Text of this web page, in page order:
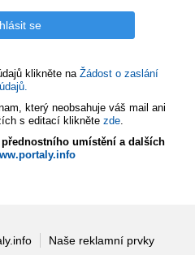
klikněte na Žádost o zaslání
údajů.
který neobsahuje váš mail ani
s editací klikněte zde.
umístění a dalších
Naše reklamní prvky